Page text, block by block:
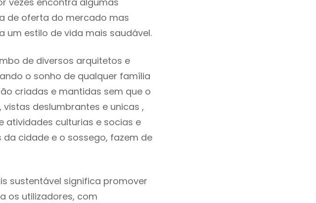
de oferta do mercado mas
um estilo de vida mais saudável.
de diversos arquitetos e
o sonho de qualquer família
criadas e mantidas sem que o
deslumbrantes e unicas ,
atividades culturias e socias e
cidade e o sossego, fazem de
sustentável significa promover
os utilizadores, com